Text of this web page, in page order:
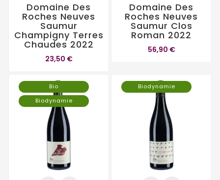
Domaine Des
Roches Neuves
Saumur
Champigny Terres
Chaudes 2022
23,50 €
Domaine Des
Roches Neuves
Saumur Clos
Roman 2022
56,90 €
Bio
Biodynamie
Biodynamie